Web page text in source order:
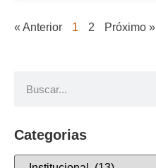
« Anterior 1 2 Próximo »
Categorias